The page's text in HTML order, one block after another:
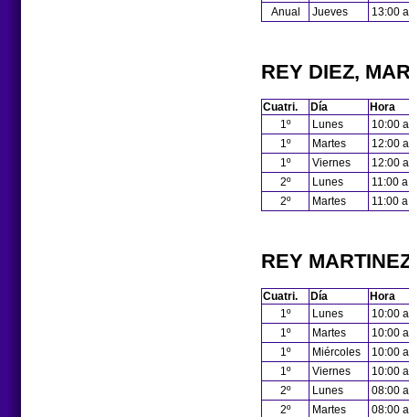
Anual
Jueves 13:00
REY DIEZ,
Cuatri. Día
Hora
1º
Lunes
10:00
1º
Martes
12:00
1º
Viernes
12:00
2º
Lunes
11:00
2º
Martes 11:00
REY
Cuatri. Día
Hora
1º
Lunes
10:00
1º
Martes
10:00
1º
Miércoles
10:00
1º
Viernes
10:00
2º
Lunes
08:00
2º
Martes
08:00